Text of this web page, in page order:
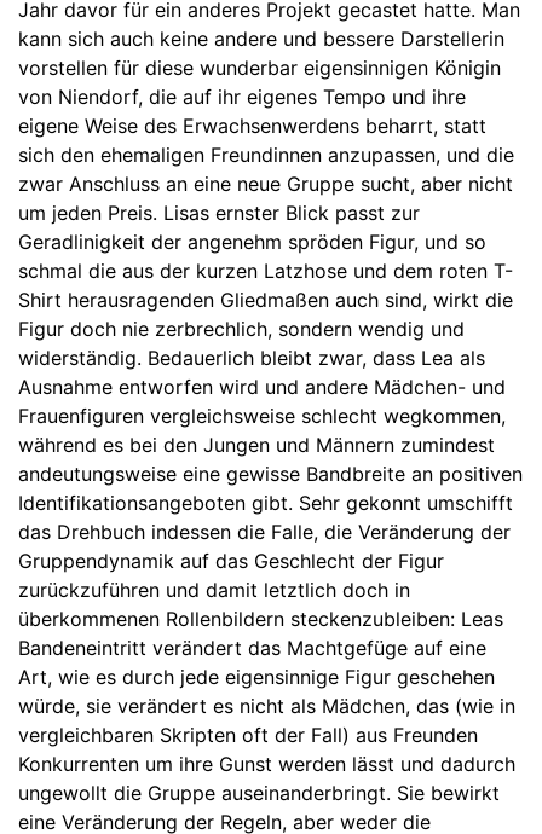
Jahr davor für ein anderes Projekt gecastet hatte. Man
kann sich auch keine andere und bessere Darstellerin
vorstellen für diese wunderbar eigensinnigen Königin
von Niendorf, die auf ihr eigenes Tempo und ihre
eigene Weise des Erwachsenwerdens beharrt, statt
sich den ehemaligen Freundinnen anzupassen, und die
zwar Anschluss an eine neue Gruppe sucht, aber nicht
um jeden Preis. Lisas ernster Blick passt zur
Geradlinigkeit der angenehm spröden Figur, und so
schmal die aus der kurzen Latzhose und dem roten T-
Shirt herausragenden Gliedmaßen auch sind, wirkt die
Figur doch nie zerbrechlich, sondern wendig und
widerständig. Bedauerlich bleibt zwar, dass Lea als
Ausnahme entworfen wird und andere Mädchen- und
Frauenfiguren vergleichsweise schlecht wegkommen,
während es bei den Jungen und Männern zumindest
andeutungsweise eine gewisse Bandbreite an positiven
Identifikationsangeboten gibt. Sehr gekonnt umschifft
das Drehbuch indessen die Falle, die Veränderung der
Gruppendynamik auf das Geschlecht der Figur
zurückzuführen und damit letztlich doch in
überkommenen Rollenbildern steckenzubleiben: Leas
Bandeneintritt verändert das Machtgefüge auf eine
Art, wie es durch jede eigensinnige Figur geschehen
würde, sie verändert es nicht als Mädchen, das (wie in
vergleichbaren Skripten oft der Fall) aus Freunden
Konkurrenten um ihre Gunst werden lässt und dadurch
ungewollt die Gruppe auseinanderbringt. Sie bewirkt
eine Veränderung der Regeln, aber weder die